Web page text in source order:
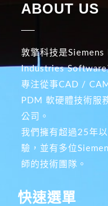
ABOUT US
敦擎科技是Siemens
Industries Software
專注從事CAD /
PDM 軟硬體技術服
公司。
我們擁有超過25年
驗，並有多位
師的技術團隊。
快速選單